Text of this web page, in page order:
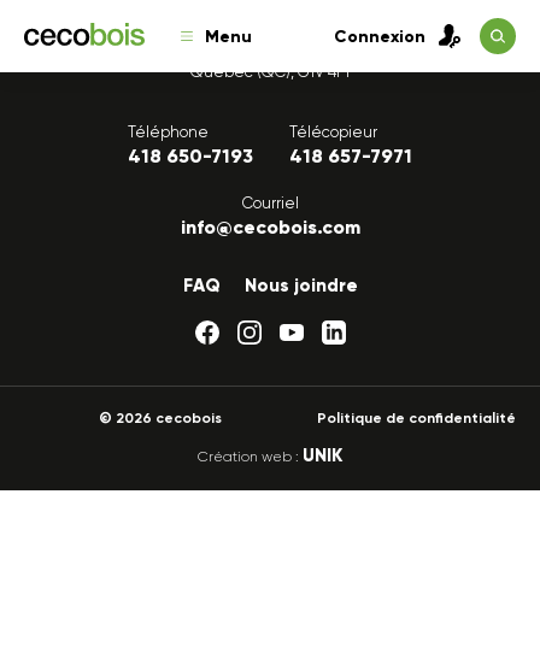
Menu Connexion
1175, avenue Lavigerie, Bureau 200
Québec (QC), G1V 4P1
Téléphone
418 650-7193
Télécopieur
418 657-7971
Courriel
info@cecobois.com
FAQ Nous joindre
© 2026 cecobois Politique de confidentialité
Création web : UNIK